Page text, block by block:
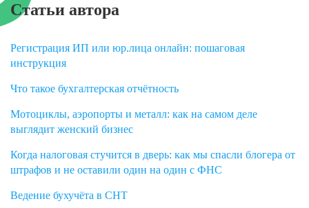
Статьи автора
Регистрация ИП или юр.лица онлайн: пошаговая
инструкция
Что такое бухгалтерская отчётность
Мотоциклы, аэропорты и металл: как на самом деле
выглядит женский бизнес
Когда налоговая стучится в дверь: как мы спасли блогера от
штрафов и не оставили один на один с ФНС
Ведение бухучёта в СНТ